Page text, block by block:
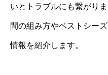
いとトラブルにも繋がり
間の組み方やベストシー
情報を紹介します。